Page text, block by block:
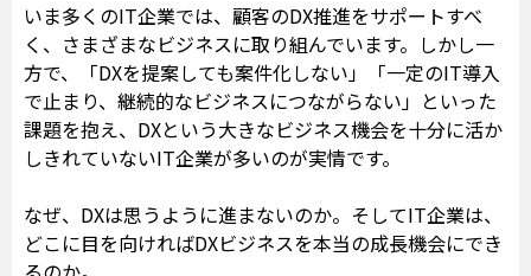
いま多くのIT企業では、顧客のDX推進をサポートすべ
く、さまざまなビジネスに取り組んでいます。しかし一
方で、「DXを提案しても案件化しない」「一定のIT導入
で止まり、継続的なビジネスにつながらない」といった
課題を抱え、DXという大きなビジネス機会を十分に活か
しきれていないIT企業が多いのが実情です。
なぜ、DXは思うように進まないのか。そしてIT企業は、
どこに目を向ければDXビジネスを本当の成長機会にでき